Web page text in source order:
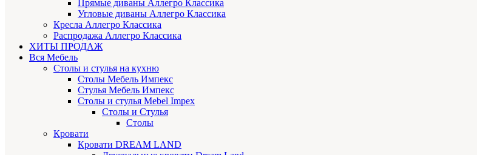
Прямые диваны Аллегро Классика
Угловые диваны Аллегро Классика
Кресла Аллегро Классика
Распродажа Аллегро Классика
ХИТЫ ПРОДАЖ
Вся Мебель
Столы и стулья на кухню
Столы Мебель Импекс
Стулья Мебель Импекс
Cтолы и стулья Mebel Impex
Столы и Стулья
Столы
Кровати
Кровати DREAM LAND